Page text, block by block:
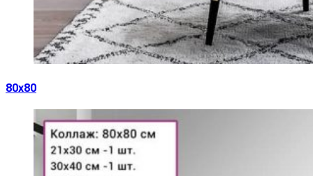
80х80